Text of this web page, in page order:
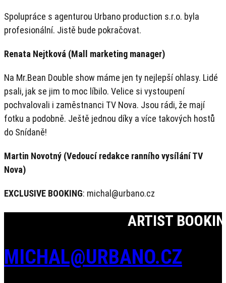
Spolupráce s agenturou Urbano production s.r.o. byla
profesionální. Jistě bude pokračovat.
Renata Nejtková (Mall marketing manager)
Na Mr.Bean Double show máme jen ty nejlepší ohlasy. Lidé
psali, jak se jim to moc líbilo. Velice si vystoupení
pochvalovali i zaměstnanci TV Nova. Jsou rádi, že mají
fotku a podobně. Ještě jednou díky a více takových hostů
do Snídaně!
Martin Novotný (Vedoucí redakce ranního vysílání TV
Nova)
EXCLUSIVE BOOKING: michal@urbano.cz
ARTIST
MICHAL@URBANO.CZ